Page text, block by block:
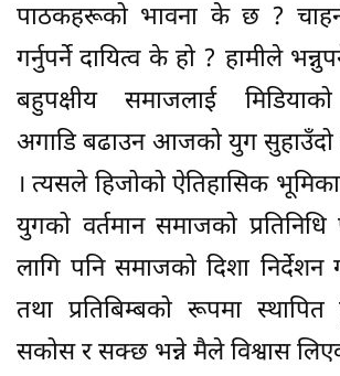
पाठकहरूको भावना के छ ?
गर्नुपर्ने दायित्व के हो ? हामीले
बहुपक्षीय समाजलाई
अगाडि बढाउन आजको युग सुहाउँदो
। त्यसले हिजोको ऐतिहासिक
युगको वर्तमान समाजको प्रतिनिधि
लागि पनि समाजको दिशा
तथा प्रतिबिम्बको रूपमा
सकोस र सक्छ भन्ने मैले विश्वास